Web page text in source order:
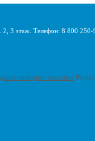
2, 3 этаж. Телефон: 8 800
интернет-магазина